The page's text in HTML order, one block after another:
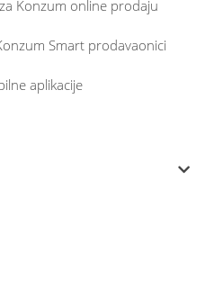
Konzum online prodaju
Smart prodavaonici
aplikacije